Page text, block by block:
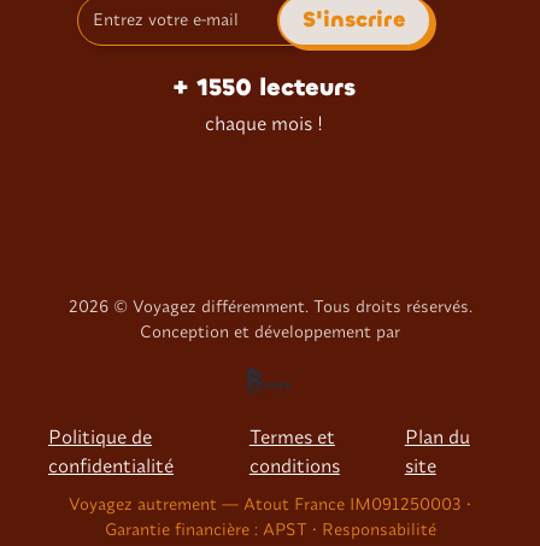
+ 1550 lecteurs
chaque mois !
2026© Voyagez différemment. Tous droits réservés.
Conception et développement par
Politique de
confidentialité
Termes et
conditions
Plan du
site
Voyagez autrement — Atout France IM091250003 •
Garantie financière : APST • Responsabilité